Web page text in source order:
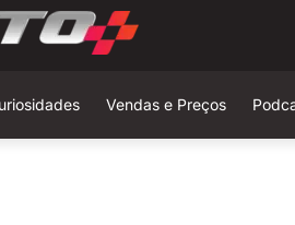
Vendas e Preços